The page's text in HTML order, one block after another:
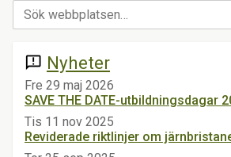
announcement Nyheter
Fre 29 maj 2026
SAVE THE DATE-utbildningsdagar
Tis 11 nov 2025
Reviderade riktlinjer om